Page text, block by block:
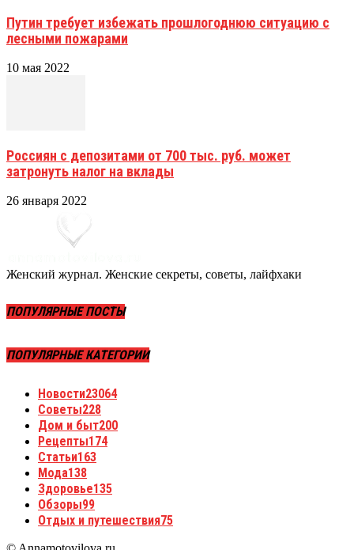
Путин требует избежать прошлогоднюю ситуацию с
лесными пожарами
10 мая 2022
Россиян с депозитами от 700 тыс. руб. может
затронуть налог на вклады
26 января 2022
Женский журнал. Женские секреты, советы, лайфхаки
ПОПУЛЯРНЫЕ ПОСТЫ
ПОПУЛЯРНЫЕ КАТЕГОРИИ
Новости23064
Советы228
Дом и быт200
Рецепты174
Статьи163
Мода138
Здоровье135
Обзоры99
Отдых и путешествия75